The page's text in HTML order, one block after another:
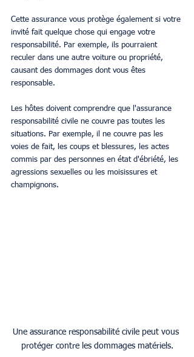
Cette assurance vous protège également si votre
invité fait quelque chose qui engage votre
responsabilité. Par exemple, ils pourraient
reculer dans une autre voiture ou propriété,
causant des dommages dont vous êtes
responsable.
Les hôtes doivent comprendre que l'assurance
responsabilité civile ne couvre pas toutes les
situations. Par exemple, il ne couvre pas les
voies de fait, les coups et blessures, les actes
commis par des personnes en état d'ébriété, les
agressions sexuelles ou les moisissures et
champignons.
Une assurance responsabilité civile peut vous
protéger contre les dommages matériels.